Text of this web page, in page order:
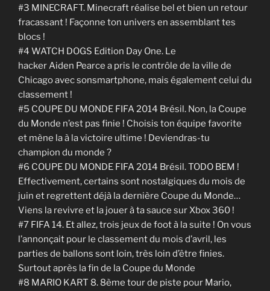
#3 MINECRAFT. Minecraft réalise bel et bien un retour
fracassant ! Façonne ton univers en assemblant tes
blocs !
#4 WATCH DOGS Edition Day One. Le
hacker Aiden Pearce a pris le contrôle de la ville de
Chicago avec sonsmartphone, mais également celui du
classement !
#5 COUPE DU MONDE FIFA 2014 Brésil. Non, la Coupe
du Monde n’est pas finie ! Choisis ton équipe favorite
et mène la à la victoire ultime ! Deviendras-tu
champion du monde ?
#6 COUPE DU MONDE FIFA 2014 Brésil. TODO BEM !
Effectivement, certains sont nostalgiques du mois de
juin et regrettent déjà la dernière Coupe du Monde…
Viens la revivre et la jouer à ta sauce sur Xbox 360 !
#7 FIFA 14. Et allez, trois jeux de foot à la suite ! On vous
l’annonçait pour le classement du mois d’avril, les
parties de ballons sont loin, très loin d’être finies.
Surtout après la fin de la Coupe du Monde
#8 MARIO KART 8. 8ème tour de piste pour Mario,